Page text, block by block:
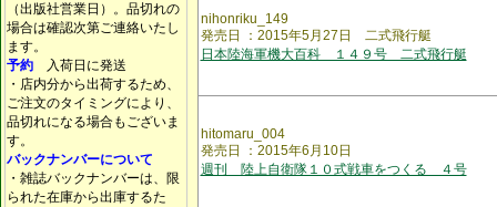
（出版社営業日）。品切れの
場合は確認次第ご連絡いたし
ます。
予約 入荷日に発送
・店内分から出荷するため、
ご注文のタイミングにより、
品切れになる場合もございま
す。
バックナンバーについて
・雑誌バックナンバーは、限
られた在庫から出庫するた
nihonriku_149
発売日 ：2015年5月27日 二式飛行艇
日本陸海軍機大百科 １４９号 二式飛行艇
hitomaru_004
発売日 ：2015年6月10日
週刊 陸上自衛隊１０式戦車をつくる ４号